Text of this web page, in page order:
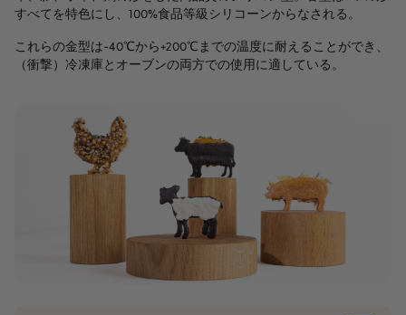
すべてを特色にし、100%食品等級シリコーンからなされる。
これらの金型は-40℃から+200℃までの温度に耐えることができ、
（衝撃）冷凍庫とオーブンの両方での使用に適している。